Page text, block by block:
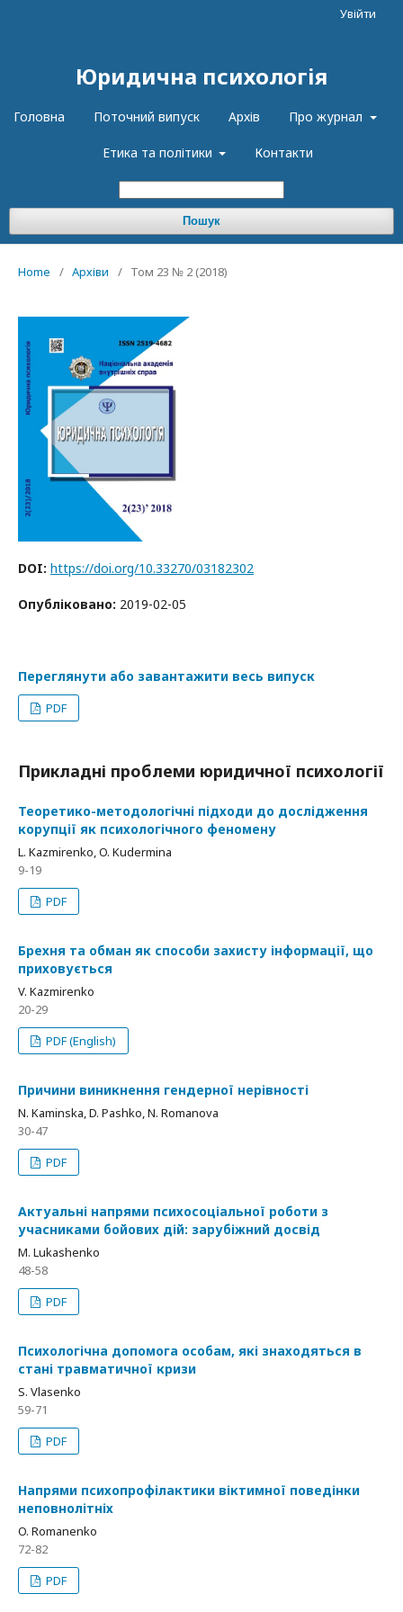
Юридична психологія
Головна Поточний випуск Архів Про журнал
Етика та політики Контакти
Пошук
Увійти
Home / Архіви / Том 23 № 2 (2018)
DOI: https://doi.org/10.33270/03182302
Опубліковано: 2019-02-05
Переглянути або завантажити весь випуск
PDF
Прикладні проблеми юридичної психології
Теоретико-методологічні підходи до дослідження
корупції як психологічного феномену
L. Kazmirenko, O. Kudermina
9-19
PDF
Брехня та обман як способи захисту інформації, що
приховується
V. Kazmirenko
20-29
PDF (English)
Причини виникнення гендерної нерівності
N. Kaminska, D. Pashko, N. Romanova
30-47
PDF
Актуальні напрями психосоціальної роботи з
учасниками бойових дій: зарубіжний досвід
M. Lukashenko
48-58
PDF
Психологічна допомога особам, які знаходяться в
стані травматичної кризи
S. Vlasenko
59-71
PDF
Напрями психопрофілактики віктимної поведінки
неповнолітніх
O. Romanenko
72-82
PDF